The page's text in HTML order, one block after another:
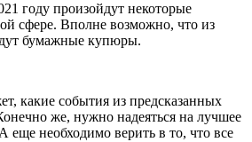
году произойдут некоторые
сфере. Вполне возможно, что из
бумажные купюры.
какие события из предсказанных
же, нужно надеяться на лучшее
еще необходимо верить в то, что все